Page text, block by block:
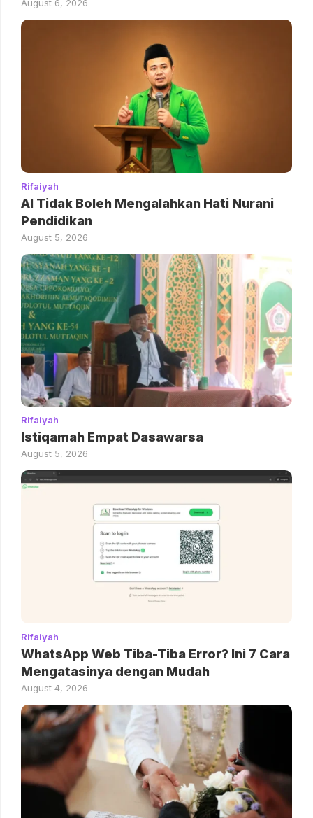
August 6, 2026
Rifaiyah
AI Tidak Boleh Mengalahkan Hati Nurani
Pendidikan
August 5, 2026
Rifaiyah
Istiqamah Empat Dasawarsa
August 5, 2026
Rifaiyah
WhatsApp Web Tiba-Tiba Error? Ini 7 Cara
Mengatasinya dengan Mudah
August 4, 2026